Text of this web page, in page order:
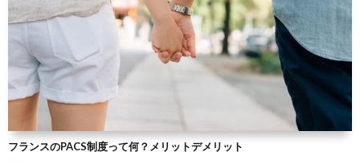
フランスのPACS制度って何？メリットデメリット